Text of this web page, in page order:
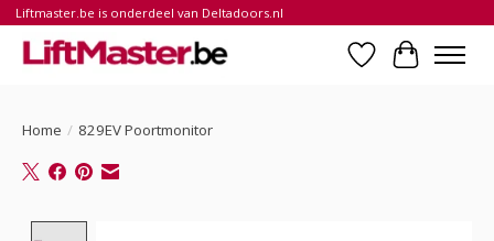
Liftmaster.be is onderdeel van Deltadoors.nl
Verlanglijst
Home / 829EV Poortmonitor